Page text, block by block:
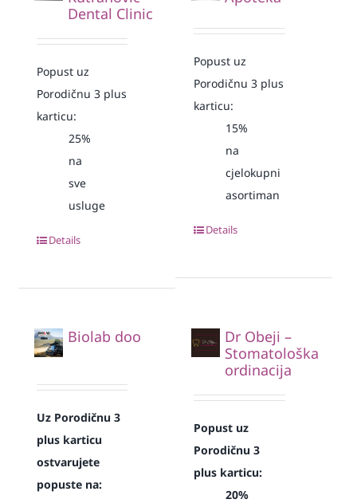
Dental Clinic
Popust uz
Porodičnu 3 plus
karticu:
25%
na
sve
usluge
Details
Popust uz
Porodičnu 3 plus
karticu:
15%
na
cjelokupni
asortiman
Details
Biolab doo
Uz Porodičnu 3
plus karticu
ostvarujete
popuste na:
Dr Obeji –
Stomatološka
ordinacija
Popust uz
Porodičnu 3
plus karticu:
20%